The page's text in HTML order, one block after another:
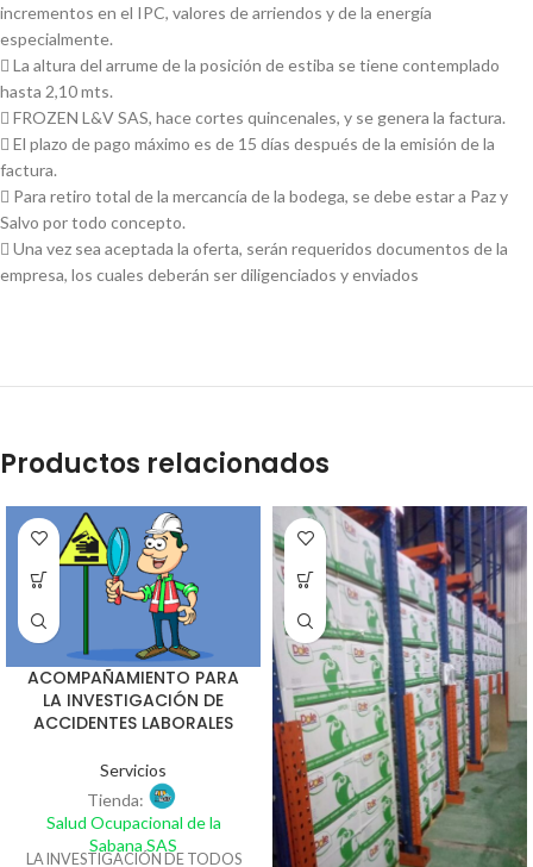
incrementos en el IPC, valores de arriendos y de la energía
especialmente.
 La altura del arrume de la posición de estiba se tiene contemplado
hasta 2,10 mts.
 FROZEN L&V SAS, hace cortes quincenales, y se genera la factura.
 El plazo de pago máximo es de 15 días después de la emisión de la
factura.
 Para retiro total de la mercancía de la bodega, se debe estar a Paz y
Salvo por todo concepto.
 Una vez sea aceptada la oferta, serán requeridos documentos de la
empresa, los cuales deberán ser diligenciados y enviados
Productos relacionados
ACOMPAÑAMIENTO PARA
LA INVESTIGACIÓN DE
ACCIDENTES LABORALES
Servicios
Tienda:
Salud Ocupacional de la
Sabana SAS
LA INVESTIGACIÓN DE TODOS